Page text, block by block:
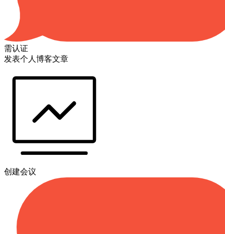
需认证
发表个人博客文章
创建会议